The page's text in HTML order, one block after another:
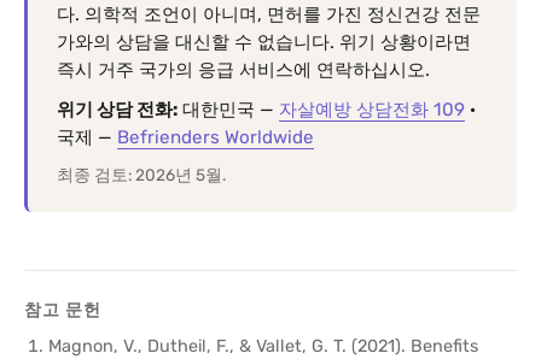
다. 의학적 조언이 아니며, 면허를 가진 정신건강 전문
가와의 상담을 대신할 수 없습니다. 위기 상황이라면
즉시 거주 국가의 응급 서비스에 연락하십시오.
위기 상담 전화: 대한민국 — 자살예방 상담전화 109 ·
국제 — Befrienders Worldwide
최종 검토: 2026년 5월.
참고 문헌
Magnon, V., Dutheil, F., & Vallet, G. T. (2021). Benefits